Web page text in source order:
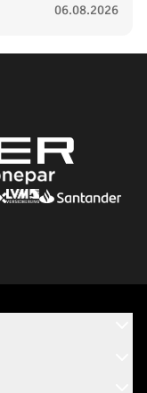
06.08.2026